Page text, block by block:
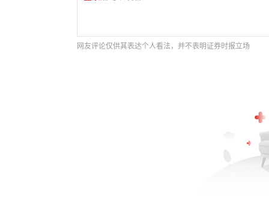
网友评论仅供其表达个人看法，并不表明证券时报立场